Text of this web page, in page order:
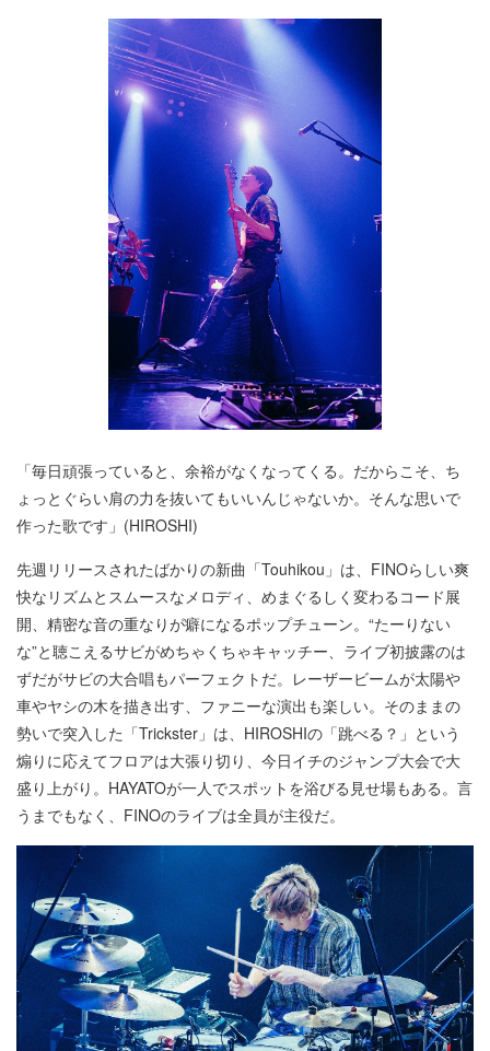
「毎日頑張っていると、余裕がなくなってくる。だからこそ、ち
ょっとぐらい肩の力を抜いてもいいんじゃないか。そんな思いで
作った歌です」(HIROSHI)
先週リリースされたばかりの新曲「Touhikou」は、FINOらしい爽
快なリズムとスムースなメロディ、めまぐるしく変わるコード展
開、精密な音の重なりが癖になるポップチューン。“たーりない
な”と聴こえるサビがめちゃくちゃキャッチー、ライブ初披露のは
ずだがサビの大合唱もパーフェクトだ。レーザービームが太陽や
車やヤシの木を描き出す、ファニーな演出も楽しい。そのままの
勢いで突入した「Trickster」は、HIROSHIの「跳べる？」という
煽りに応えてフロアは大張り切り、今日イチのジャンプ大会で大
盛り上がり。HAYATOが一人でスポットを浴びる見せ場もある。言
うまでもなく、FINOのライブは全員が主役だ。